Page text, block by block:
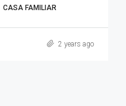
CASA FAMILIAR
2 years ago